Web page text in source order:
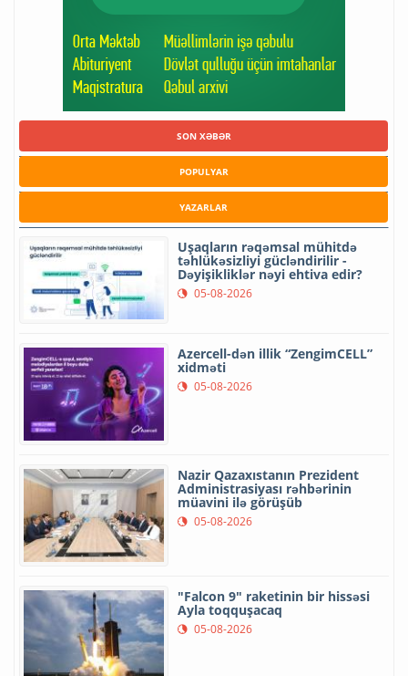
“AMEA-da elektron kitabxana yeni mərhələdə” adlı təqdimat
mərasimi keçirilib
26-09-2024
“Kitabxanada elektron kataloqların yaradılması işi başa
çatmaq üzrədir”
14-10-2015